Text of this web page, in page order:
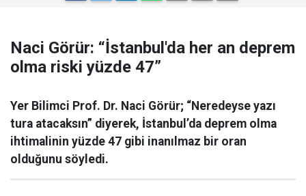
Naci Görür: “İstanbul'da her an deprem
olma riski yüzde 47”
Yer Bilimci Prof. Dr. Naci Görür; “Neredeyse yazı
tura atacaksın” diyerek, İstanbul’da deprem olma
ihtimalinin yüzde 47 gibi inanılmaz bir oran
olduğunu söyledi.